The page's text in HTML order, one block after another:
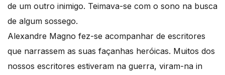
de um outro inimigo. Teimava-se com o sono na busca
de algum sossego.
Alexandre Magno fez-se acompanhar de escritores
que narrassem as suas façanhas heróicas. Muitos dos
nossos escritores estiveram na guerra, viram-na in